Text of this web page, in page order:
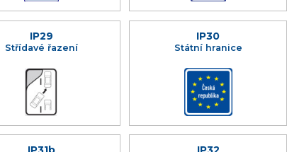
IP29
Střídavé řazení
IP30
Státní hranice